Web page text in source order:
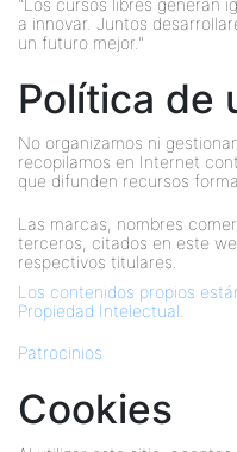
a innovar. Juntos
un futuro mejor."
Política de
No organizamos ni
recopilamos en Internet
que difunden recursos
Las marcas, nombres
terceros, citados en este
respectivos titulares.
Los contenidos propios
Propiedad Intelectual
Patrocinios
Cookies